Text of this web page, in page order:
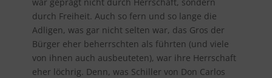
durch Freiheit. Auch so fern und so lange die
Adligen, was gar nicht selten war, das Gros der
Bürger eher beherrschten als führten (und viele
von ihnen auch ausbeuteten), war ihre Herrschaft
eher löchrig. Denn, was Schiller von Don Carlos